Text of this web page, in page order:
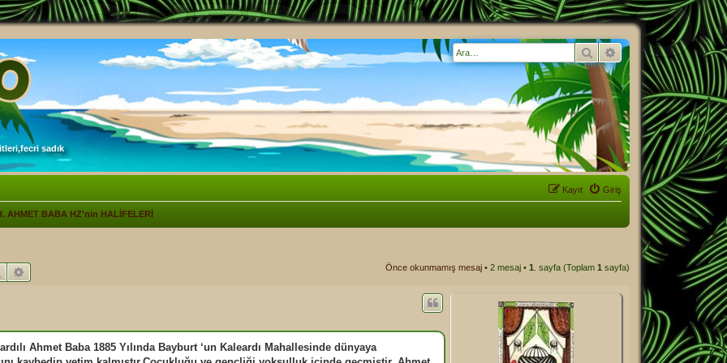
sadık
Ara Gelişmiş arama
Giriş
Kayıt
AHMET BABA HZ'nin HALİFELERİ
Ara Önce okunmamış mesaj • 2 mesaj • 1 . sayfa (Toplam 1 sayfa)
Ahmet Baba 1885 Yılında Bayburt ‘un Kaleardı Mahallesinde dünyaya